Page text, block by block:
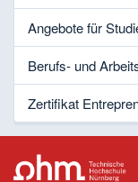
Angebote für
Berufs- und
Zertifikat